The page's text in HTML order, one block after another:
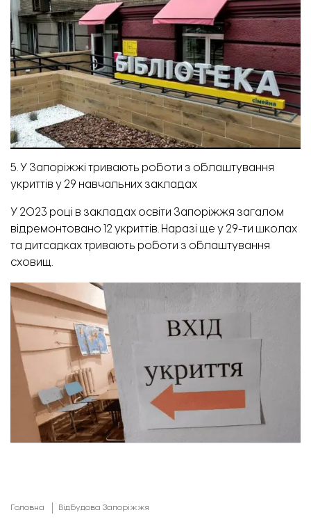
5. У Запоріжжі тривають роботи з облаштування
укриттів у 29 навчальних закладах
У 2023 році в закладах освіти Запоріжжя загалом
відремонтовано 12 укриттів. Наразі ще у 29-ти школах
та дитсадках тривають роботи з облаштування
сховищ.
Головна Відбудова Запоріжжя